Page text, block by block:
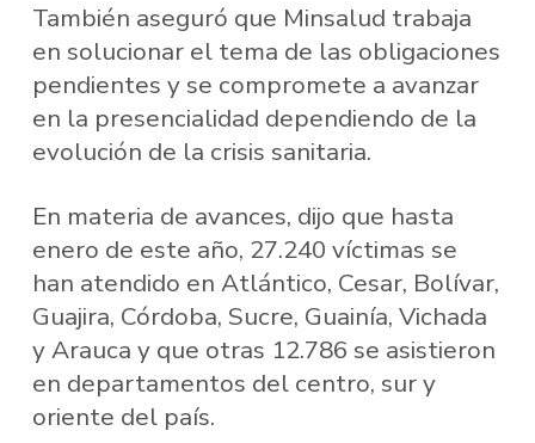
También aseguró que Minsalud trabaja
en solucionar el tema de las obligaciones
pendientes y se compromete a avanzar
en la presencialidad dependiendo de la
evolución de la crisis sanitaria.
En materia de avances, dijo que hasta
enero de este año, 27.240 víctimas se
han atendido en Atlántico, Cesar, Bolívar,
Guajira, Córdoba, Sucre, Guainía, Vichada
y Arauca y que otras 12.786 se asistieron
en departamentos del centro, sur y
oriente del país.